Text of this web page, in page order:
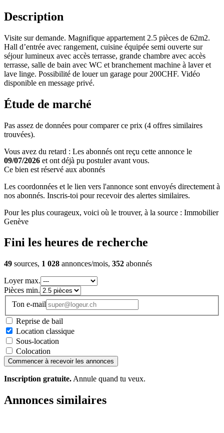
Description
Visite sur demande. Magnifique appartement 2.5 pièces de 62m2.
Hall d’entrée avec rangement, cuisine équipée semi ouverte sur
séjour lumineux avec accès terrasse, grande chambre avec accès
terrasse, salle de bain avec WC et branchement machine à laver et
lave linge. Possibilité de louer un garage pour 200CHF. Vidéo
disponible en message privé.
Étude de marché
Pas assez de données pour comparer ce prix (4 offres similaires
trouvées).
Vous avez du retard : Les abonnés ont reçu cette annonce le
09/07/2026 et ont déjà pu postuler avant vous.
Ce bien est réservé aux abonnés
Les coordonnées et le lien vers l'annonce sont envoyés directement à
nos abonnés. Inscris-toi pour recevoir des alertes similaires.
Pour les plus courageux, voici où le trouver, à la source : Immobilier
Genève
Fini les heures de recherche
49 sources, 1 028 annonces/mois, 352 abonnés
Loyer max.
Pièces min.
Ton e-mail
Reprise de bail
Location classique
Sous-location
Colocation
Commencer à recevoir les annonces
Inscription gratuite. Annule quand tu veux.
Annonces similaires